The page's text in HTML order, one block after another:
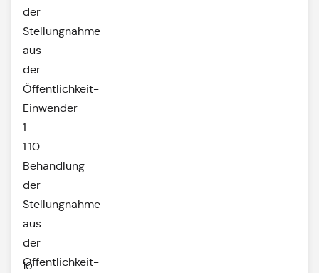
10.
der
Stellungnahme
aus
der
Öffentlichkeit-
Einwender
1
1.10
Behandlung
der
Stellungnahme
aus
der
Öffentlichkeit-